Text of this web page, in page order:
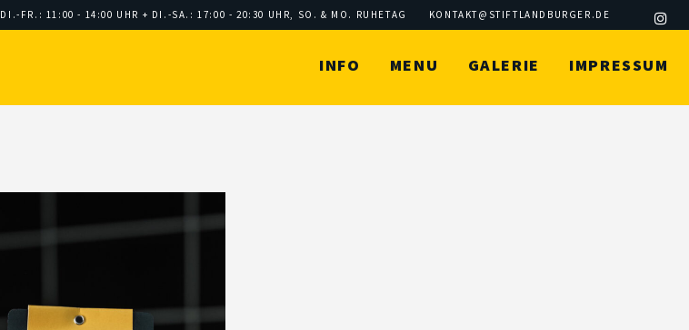
DI.-FR.: 11:00 - 14:00 UHR + DI.-SA.: 17:00 - 20:30 UHR, SO. & MO. RUHETAG KONTAKT@STIFTLANDBURGER.DE
INFO MENU GALERIE IMPRESSUM